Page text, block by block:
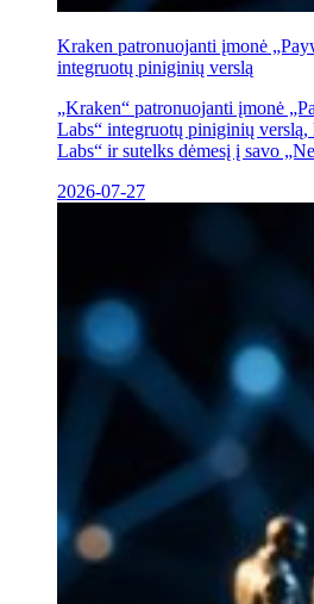
Kraken patronuojanti įmonė
integruotų piniginių verslą
„Kraken“ patronuojanti įmonė
Labs“ integruotų piniginių
Labs“ ir sutelks dėmesį į savo
2026-07-27